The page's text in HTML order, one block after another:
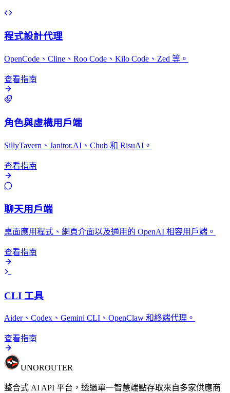
程式設計代理
OpenCode、Cline、Roo Code、Kilo Code、Zed 等。
查看指南
角色與虛構用戶端
SillyTavern、Janitor.AI、Chub 和 RisuAI。
查看指南
聊天用戶端
桌面應用程式、網頁介面以及通用的 OpenAI 相容用戶端。
查看指南
CLI 工具
Aider、Codex、Gemini CLI、OpenClaw 和終端代理。
查看指南
UNOROUTER
整合式 AI API 平台，透過單一智慧端點存取來自多家供應商